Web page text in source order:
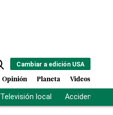
Cambiar a edición USA
Opinión Planeta Videos
Televisión local Accidente Los